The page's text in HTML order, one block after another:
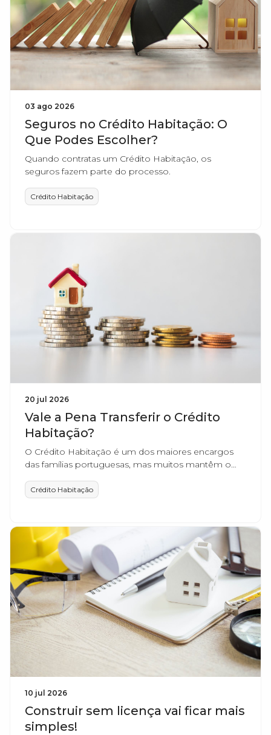
03 ago 2026
Seguros no Crédito Habitação: O
Que Podes Escolher?
Quando contratas um Crédito Habitação, os
seguros fazem parte do processo.
Crédito Habitação
20 jul 2026
Vale a Pena Transferir o Crédito
Habitação?
O Crédito Habitação é um dos maiores encargos
das famílias portuguesas, mas muitos mantêm o
podem estar a pagar mais do que o necessário.
Crédito Habitação
10 jul 2026
Construir sem licença vai ficar mais
simples!